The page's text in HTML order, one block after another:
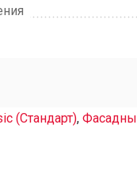
(Стандарт),